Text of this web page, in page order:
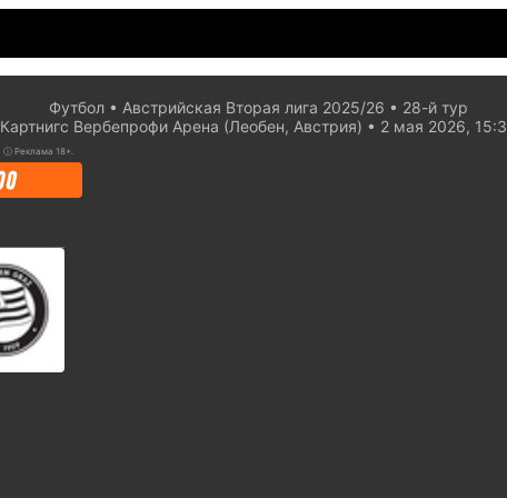
Футбол Австрийская Вторая лига 2025/26
28-й тур
Картнигс Вербепрофи Арена (Леобен, Австрия)
2 мая 2026,
ⓘ Реклама 18+.